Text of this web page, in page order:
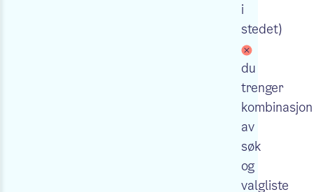
i
stedet)
du
trenger
kombinasjon
av
søk
og
valgliste